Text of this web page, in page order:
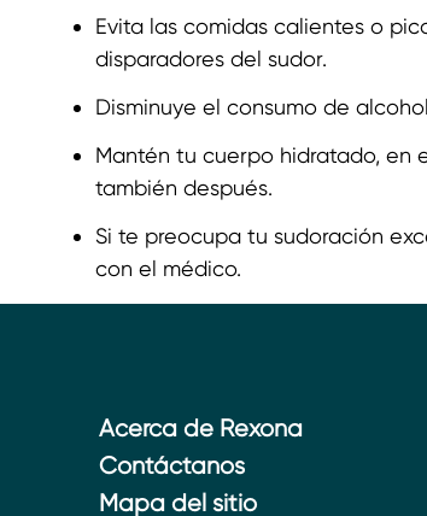
Evita las comidas calientes o
disparadores del sudor.
Disminuye el consumo de
Mantén tu cuerpo hidratado, en
también después.
Si te preocupa tu sudoración
con el médico.
Acerca de Rexona
Contáctanos
Mapa del sitio